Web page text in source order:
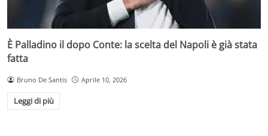
È Palladino il dopo Conte: la scelta del Napoli è già stata
fatta
Bruno De Santis Aprile 10, 2026
Leggi di più